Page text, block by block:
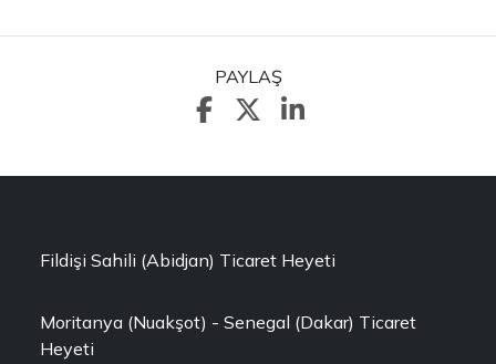
PAYLAŞ
Fildişi Sahili (Abidjan) Ticaret Heyeti
Moritanya (Nuakşot) - Senegal (Dakar) Ticaret
Heyeti